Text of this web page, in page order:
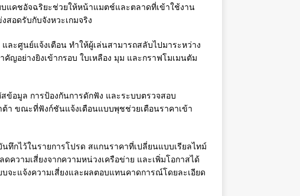
บแคชอัจฉริยะช่วยให้หน้าแมตช์และตลาดที่เข้าใช้งาน
อดรับกับจังหวะเกมจริง
ละศูนย์แจ้งเตือน ทำให้ผู้เล่นสามารถสลับไปมาระหว่าง
ญอย่างยิงเข้ากรอบ ใบเหลือง มุม และกราฟโมเมนตัม
ข้อมูล การป้องกันการดักฟัง และระบบตรวจสอบ
ต้า ขณะที่ฟังก์ชันแจ้งเตือนแบบพุชช่วยเตือนราคาเข้า
ทึกไว้ในรายการโปรด สแกนราคาที่เปลี่ยนแบบเรียลไทม์
ความเสี่ยงจากความหน่วงเครือข่าย และเพิ่มโอกาสได้
จะแจ้งความเสี่ยงและผลตอบแทนคาดการณ์โดยละเอียด